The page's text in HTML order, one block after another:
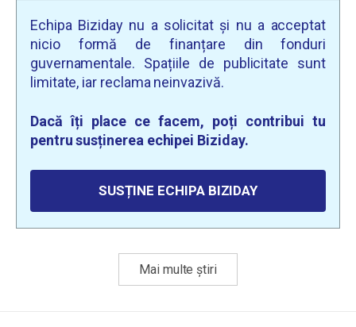
Echipa Biziday nu a solicitat și nu a acceptat
nicio formă de finanțare din fonduri
guvernamentale. Spațiile de publicitate sunt
limitate, iar reclama neinvazivă.
Dacă îți place ce facem, poți contribui tu
pentru susținerea echipei Biziday.
SUSȚINE ECHIPA BIZIDAY
Mai multe știri